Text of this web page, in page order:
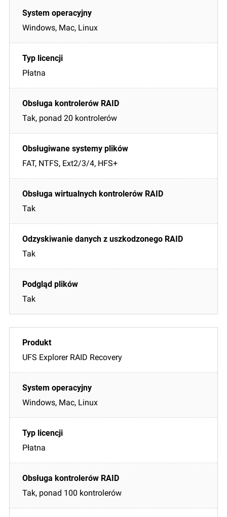
Windows, Mac, Linux
Płatna
Tak, ponad 20 kontrolerów
FAT, NTFS, Ext2/3/4, HFS+
Tak
Tak
Tak
UFS Explorer RAID Recovery
Windows, Mac, Linux
Płatna
Tak, ponad 100 kontrolerów